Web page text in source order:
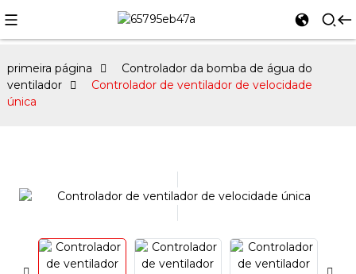
primeira página
Controlador da bomba de água do
ventilador
Controlador de ventilador de velocidade
única